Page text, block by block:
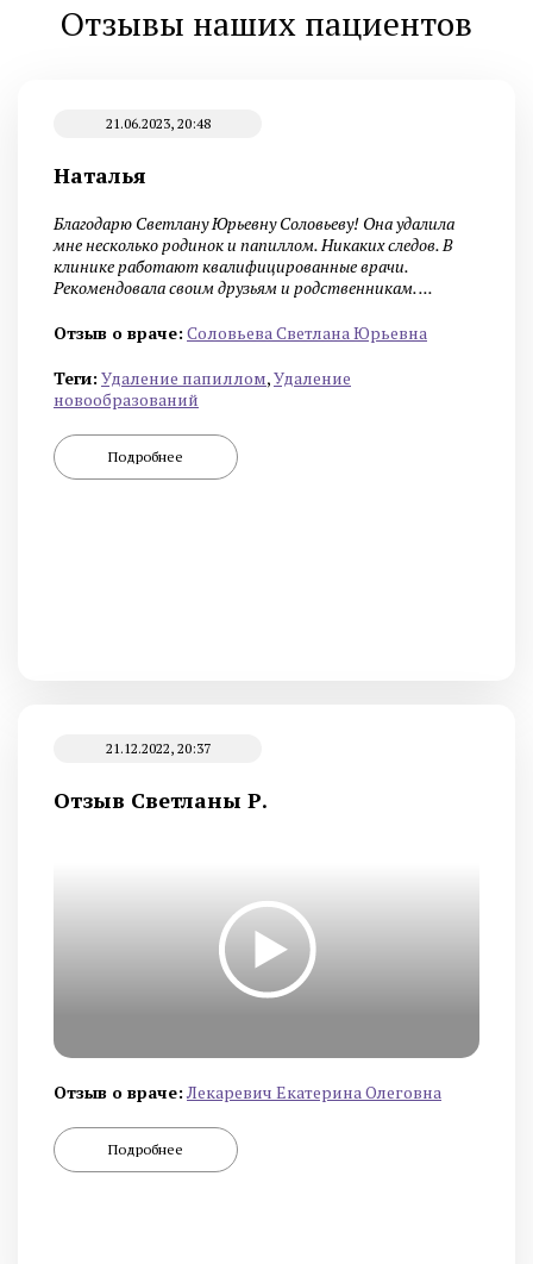
Отзывы наших пациентов
21.06.2023, 20:48
Наталья
Благодарю Светлану Юрьевну Соловьеву! Она удалила
мне несколько родинок и папиллом. Никаких следов. В
клинике работают квалифицированные врачи.
Рекомендовала своим друзьям и родственникам. ...
Отзыв о враче: Cоловьева Cветлана Юрьевна
Теги: Удаление папиллом,Удаление
новообразований
Подробнее
21.12.2022, 20:37
Отзыв Светланы Р.
Отзыв о враче: Лекаревич Екатерина Олеговна
Подробнее